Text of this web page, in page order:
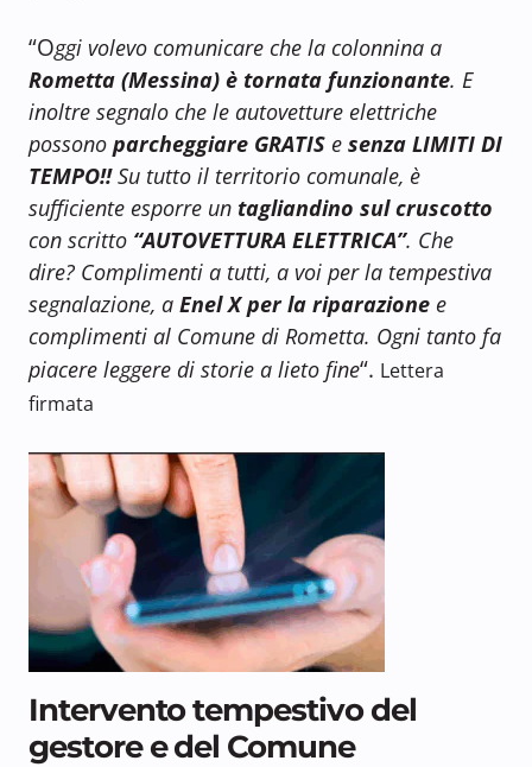
“Oggi volevo comunicare che la colonnina a
Rometta (Messina) è tornata funzionante. E
inoltre segnalo che le autovetture elettriche
possono parcheggiare GRATIS e senza LIMITI DI
TEMPO!!Su tutto il territorio comunale, è
sufficiente esporre un tagliandino sul cruscotto
con scritto “AUTOVETTURA ELETTRICA”. Che
dire? Complimenti a tutti, a voi per la tempestiva
segnalazione, a Enel X per la riparazione e
complimenti al Comune di Rometta. Ogni tanto fa
piacere leggere di storie a lieto fine“. Lettera
firmata
Intervento tempestivo del
gestore e del Comune